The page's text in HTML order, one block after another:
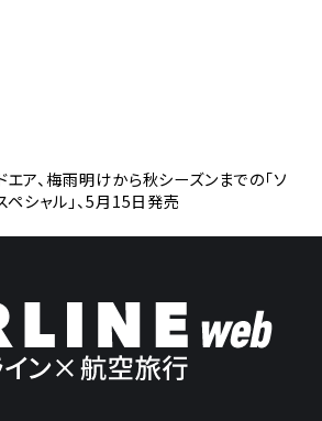
エア、梅雨明けから秋シーズンまでの「ソ
ペシャル」、5月15日発売